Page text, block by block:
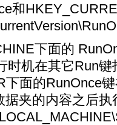
和
下面的
时机在其它Run
面的RunOnce
夹的内容之后